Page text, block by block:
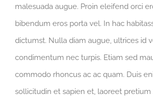
malesuada augue. Proin eleifend orci
bibendum eros porta vel. In hac
dictumst. Nulla diam augue, ultrices id
condimentum nec turpis. Etiam sed
commodo rhoncus ac ac quam. Duis
sollicitudin et sapien et, laoreet